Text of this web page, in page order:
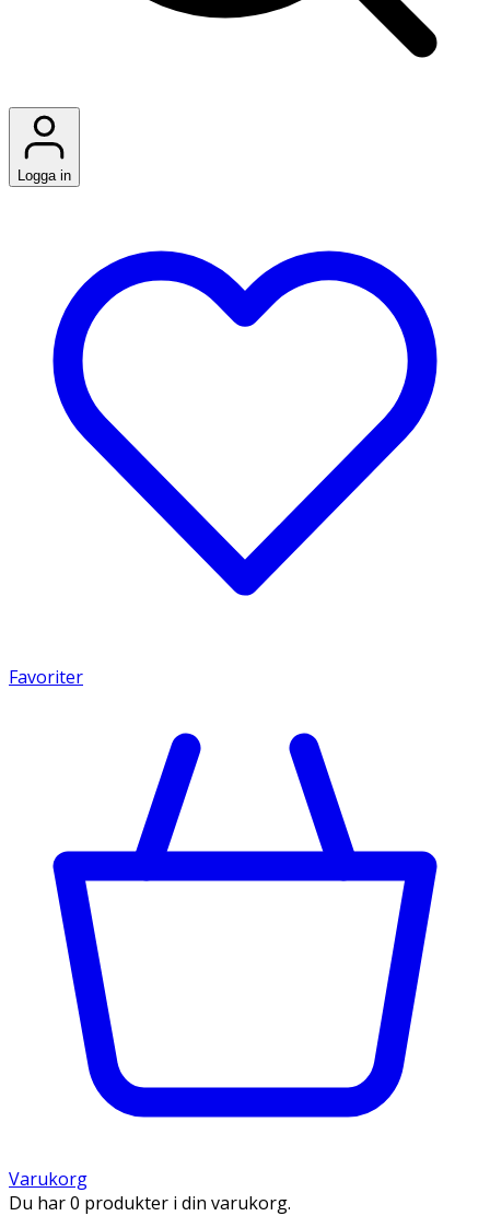
Logga in
Favoriter
Varukorg
Du har 0 produkter i din varukorg.